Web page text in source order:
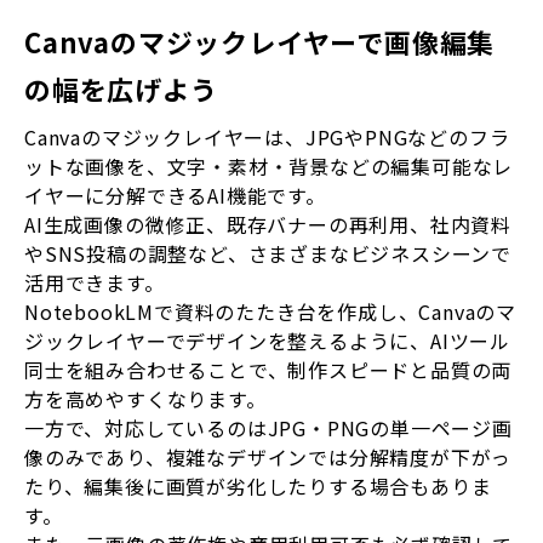
Canvaのマジックレイヤーで画像編集
の幅を広げよう
Canvaのマジックレイヤーは、JPGやPNGなどのフラ
ットな画像を、文字・素材・背景などの編集可能なレ
イヤーに分解できるAI機能です。
AI生成画像の微修正、既存バナーの再利用、社内資料
やSNS投稿の調整など、さまざまなビジネスシーンで
活用できます。
NotebookLMで資料のたたき台を作成し、Canvaのマ
ジックレイヤーでデザインを整えるように、AIツール
同士を組み合わせることで、制作スピードと品質の両
方を高めやすくなります。
一方で、対応しているのはJPG・PNGの単一ページ画
像のみであり、複雑なデザインでは分解精度が下がっ
たり、編集後に画質が劣化したりする場合もありま
す。